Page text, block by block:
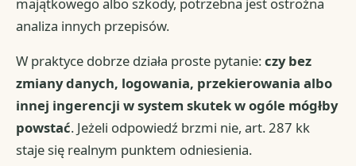
analiza innych przepisów.
W praktyce dobrze działa proste pytanie:czy bez
zmiany danych, logowania, przekierowania albo
innej ingerencji w system skutek w ogóle mógłby
powstać. Jeżeli odpowiedź brzmi nie, art. 287 kk
staje się realnym punktem odniesienia.